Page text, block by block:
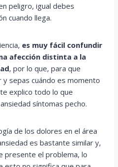
peligro, igual debes
cuando llega.
es muy fácil confundir
afección distinta a la
, por lo que, para que
sepas cuándo es momento
explico todo lo que
síntomas pecho.
de los dolores en el área
es bastante similar y,
presente el problema, lo